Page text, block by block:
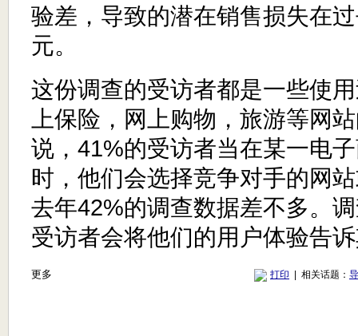
验差，导致的潜在销售损失在
元。
这份调查的受访者都是一些使
上保险，网上购物，旅游等网
说，41%的受访者当在某一电
时，他们会选择竞争对手的网
去年42%的调查数据差不多。
受访者会将他们的用户体验告
更多 打印 | 相关话题：